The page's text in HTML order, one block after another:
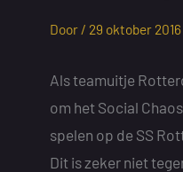
Door / 29 oktober 2016
Als teamuitje
om het Social
spelen op de SS
Dit is zeker niet